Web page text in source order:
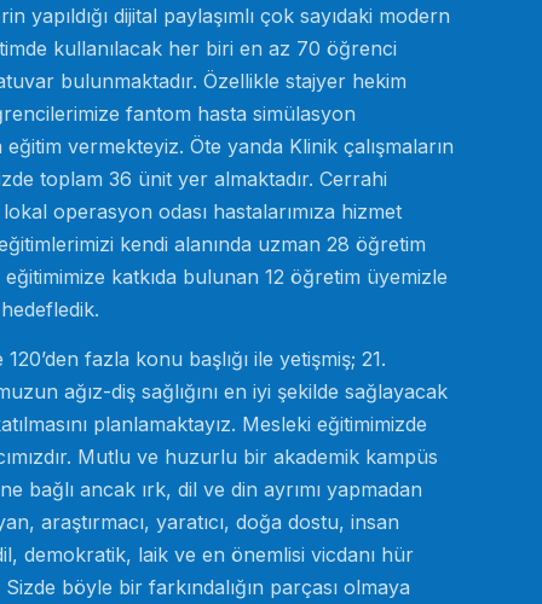
dijital paylaşımlı çok sayıdaki modern
kullanılacak her biri en az 70 öğrenci
bulunmaktadır. Özellikle stajyer hekim
fantom hasta simülasyon
vermekteyiz. Öte yanda Klinik çalışmaların
toplam 36 ünit yer almaktadır. Cerrahi
operasyon odası hastalarımıza hizmet
kendi alanında uzman 28 öğretim
katkıda bulunan 12 öğretim üyemizle
fazla konu başlığı ile yetişmiş; 21.
ağız-diş sağlığını en iyi şekilde sağlayacak
planlamaktayız. Mesleki eğitimimizde
Mutlu ve huzurlu bir akademik kampüs
bağlı ancak ırk, dil ve din ayrımı yapmadan
araştırmacı, yaratıcı, doğa dostu, insan
demokratik, laik ve en önemlisi vicdanı hür
böyle bir farkındalığın parçası olmaya